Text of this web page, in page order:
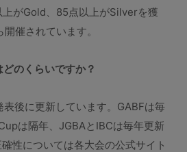
がGold、85点以上がSilverを獲
催されています。
のくらいですか？
後に更新しています。GABFは毎
は隔年、JGBAとIBCは毎年更新
性については各大会の公式サイト